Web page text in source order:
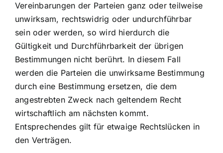
Vereinbarungen der Parteien ganz oder teilweise
unwirksam, rechtswidrig oder undurchführbar
sein oder werden, so wird hierdurch die
Gültigkeit und Durchführbarkeit der übrigen
Bestimmungen nicht berührt. In diesem Fall
werden die Parteien die unwirksame Bestimmung
durch eine Bestimmung ersetzen, die dem
angestrebten Zweck nach geltendem Recht
wirtschaftlich am nächsten kommt.
Entsprechendes gilt für etwaige Rechtslücken in
den Verträgen.